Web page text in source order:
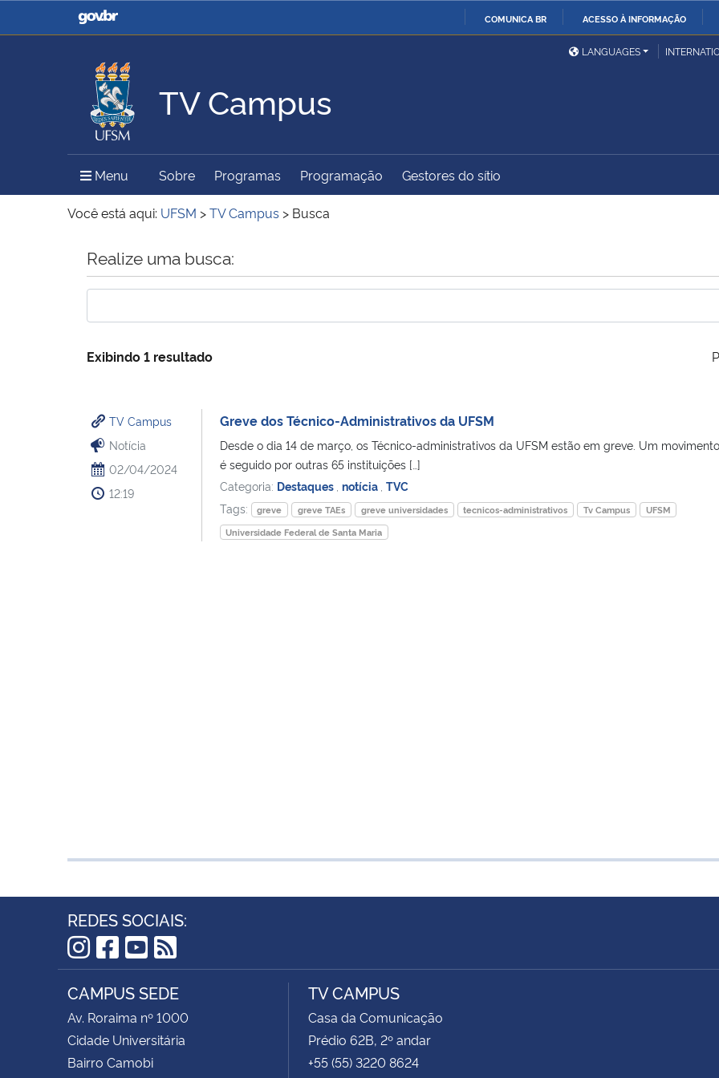
COMUNICA BR ACESSO À INFORMAÇÃO
Casa Civil
Ministério da Justiça e
Ministério da Defesa
Ministério das Relações
Exteriores
Ministério da Agricultura,
Pecuária e Abastecimento
Ministério da Educação
Ministério do Meio Ambiente Ministério do Turismo
Ministério do
LANGUAGES
TV Campus
Menu Menu Principal do Sítio
Sobre Programas Programação Gestores do sítio
Você está aqui: UFSM >TV Campus > Busca
Início do conteúdo
Realize uma busca:
Exibindo 1 resultado
TV Campus
Notícia
02/04/2024
12:19
Greve dos Técnico-Administrativos da UFSM
Desde o dia 14 de março, os Técnico-administrativos da UFSM estão em greve. Um
é seguido por outras 65 instituições […]
Categoria: Destaques notícia TVC
Tags:
greve greve TAEs greve universidades tecnicos-administrativos Tv Campus
UFSM
Universidade Federal de Santa Maria
REDES SOCIAIS:
Instagram
Facebook
YouTube
RSS
CAMPUS SEDE
Av. Roraima nº 1000
Cidade Universitária
Bairro Camobi
TV CAMPUS
Casa da Comunicação
Prédio 62B, 2º andar
+55 (55) 3220 8624